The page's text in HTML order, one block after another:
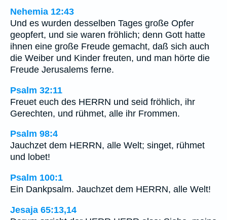
Nehemia 12:43
Und es wurden desselben Tages große Opfer
geopfert, und sie waren fröhlich; denn Gott hatte
ihnen eine große Freude gemacht, daß sich auch
die Weiber und Kinder freuten, und man hörte die
Freude Jerusalems ferne.
Psalm 32:11
Freuet euch des HERRN und seid fröhlich, ihr
Gerechten, und rühmet, alle ihr Frommen.
Psalm 98:4
Jauchzet dem HERRN, alle Welt; singet, rühmet
und lobet!
Psalm 100:1
Ein Dankpsalm. Jauchzet dem HERRN, alle Welt!
Jesaja 65:13,14